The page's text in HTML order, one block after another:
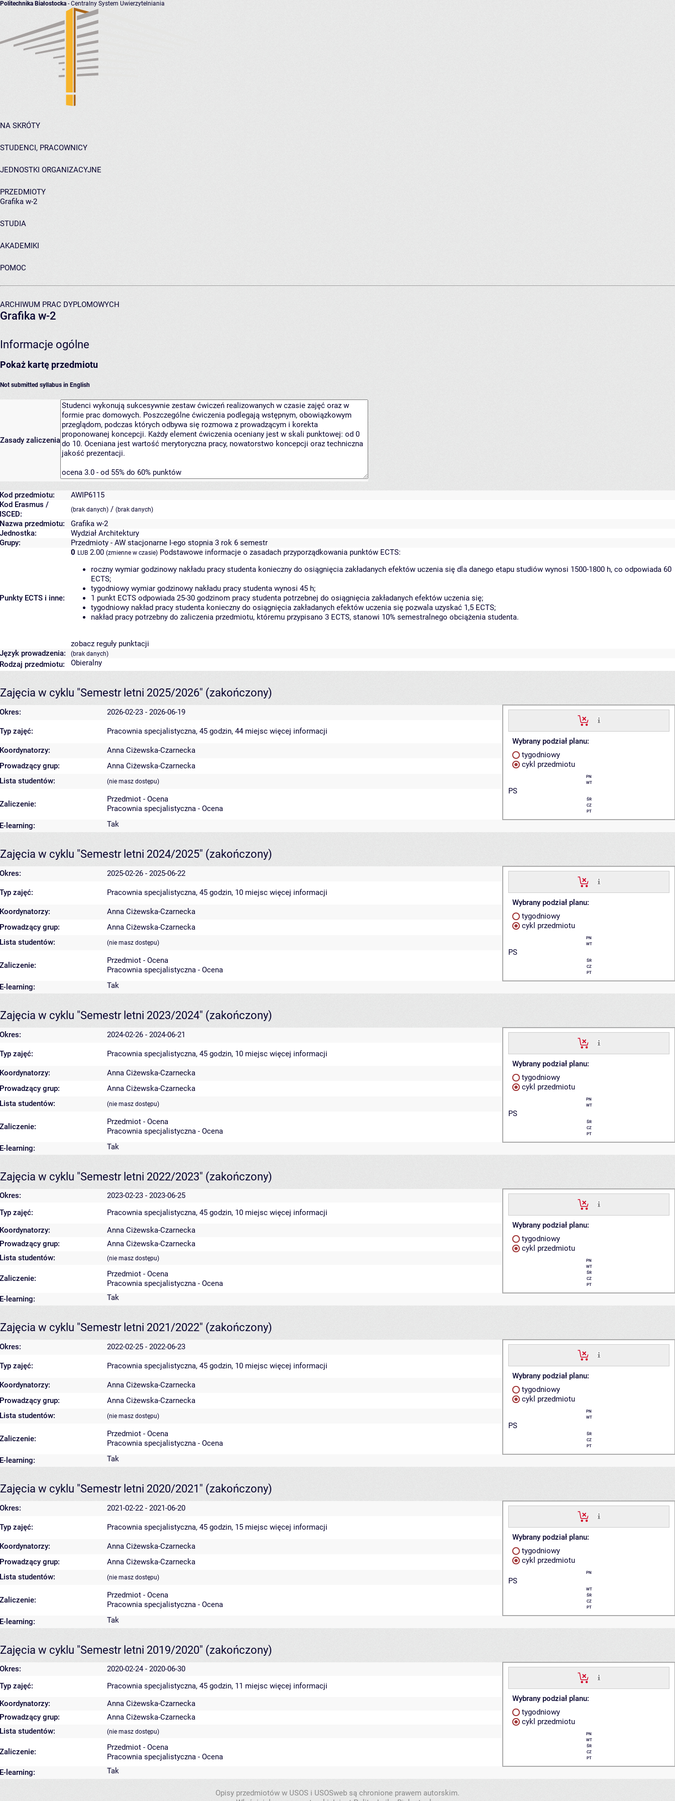
Politechnika Białostocka - Centralny System Uwierzytelniania
NA SKRÓTY
STUDENCI, PRACOWNICY
JEDNOSTKI ORGANIZACYJNE
PRZEDMIOTY
Grafika w-2
STUDIA
AKADEMIKI
POMOC
ARCHIWUM PRAC DYPLOMOWYCH
Grafika w-2
Informacje ogólne
Pokaż kartę przedmiotu
Not submitted syllabus in English
Zasady zaliczenia
Kod przedmiotu:
AWIP6115
Kod Erasmus /
ISCED:
(brak danych) / (brak danych)
Nazwa przedmiotu:
Grafika w-2
Jednostka:
Wydział Architektury
Grupy:
Przedmioty - AW stacjonarne I-ego stopnia 3 rok 6 semestr
Punkty ECTS i inne:
0 LUB 2.00 (zmienne w czasie) Podstawowe informacje o zasadach przyporządkowania punktów ECTS:
roczny wymiar godzinowy nakładu pracy studenta konieczny do osiągnięcia zakładanych efektów uczenia się dla danego etapu studiów wynosi 1500-1800 h, co odpowiada 60
ECTS;
tygodniowy wymiar godzinowy nakładu pracy studenta wynosi 45 h;
1 punkt ECTS odpowiada 25-30 godzinom pracy studenta potrzebnej do osiągnięcia zakładanych efektów uczenia się;
tygodniowy nakład pracy studenta konieczny do osiągnięcia zakładanych efektów uczenia się pozwala uzyskać 1,5 ECTS;
nakład pracy potrzebny do zaliczenia przedmiotu, któremu przypisano 3 ECTS, stanowi 10% semestralnego obciążenia studenta.
zobacz reguły punktacji
Język prowadzenia:
(brak danych)
Rodzaj przedmiotu: Obieralny
Zajęcia w cyklu "Semestr letni 2025/2026" (zakończony)
Okres: 2026-02-23 - 2026-06-19
Wybrany podział planu:
tygodniowy
cykl przedmiotu
PN
WT
PS
ŚR
CZ
PT
Typ zajęć: Pracownia specjalistyczna, 45 godzin, 44 miejsc więcej informacji
Koordynatorzy:
Anna Ciżewska-Czarnecka
Prowadzący grup:
Anna Ciżewska-Czarnecka
Lista studentów:
(nie masz dostępu)
Zaliczenie:
Przedmiot - Ocena
Pracownia specjalistyczna - Ocena
E-learning:
Tak
Zajęcia w cyklu "Semestr letni 2024/2025" (zakończony)
Okres: 2025-02-26 - 2025-06-22
Wybrany podział planu:
tygodniowy
cykl przedmiotu
PN
WT
PS
ŚR
CZ
PT
Typ zajęć: Pracownia specjalistyczna, 45 godzin, 10 miejsc więcej informacji
Koordynatorzy:
Anna Ciżewska-Czarnecka
Prowadzący grup:
Anna Ciżewska-Czarnecka
Lista studentów:
(nie masz dostępu)
Zaliczenie:
Przedmiot - Ocena
Pracownia specjalistyczna - Ocena
E-learning:
Tak
Zajęcia w cyklu "Semestr letni 2023/2024" (zakończony)
Okres: 2024-02-26 - 2024-06-21
Wybrany podział planu:
tygodniowy
cykl przedmiotu
PN
WT
PS
ŚR
CZ
PT
Typ zajęć: Pracownia specjalistyczna, 45 godzin, 10 miejsc więcej informacji
Koordynatorzy:
Anna Ciżewska-Czarnecka
Prowadzący grup:
Anna Ciżewska-Czarnecka
Lista studentów:
(nie masz dostępu)
Zaliczenie:
Przedmiot - Ocena
Pracownia specjalistyczna - Ocena
E-learning:
Tak
Zajęcia w cyklu "Semestr letni 2022/2023" (zakończony)
Okres: 2023-02-23 - 2023-06-25
Wybrany podział planu:
tygodniowy
cykl przedmiotu
PN
WT
ŚR
CZ
PT
Typ zajęć: Pracownia specjalistyczna, 45 godzin, 10 miejsc więcej informacji
Koordynatorzy:
Anna Ciżewska-Czarnecka
Prowadzący grup:
Anna Ciżewska-Czarnecka
Lista studentów:
(nie masz dostępu)
Zaliczenie:
Przedmiot - Ocena
Pracownia specjalistyczna - Ocena
E-learning:
Tak
Zajęcia w cyklu "Semestr letni 2021/2022" (zakończony)
Okres: 2022-02-25 - 2022-06-23
Wybrany podział planu:
tygodniowy
cykl przedmiotu
PN
WT
PS
ŚR
CZ
PT
Typ zajęć: Pracownia specjalistyczna, 45 godzin, 10 miejsc więcej informacji
Koordynatorzy:
Anna Ciżewska-Czarnecka
Prowadzący grup:
Anna Ciżewska-Czarnecka
Lista studentów:
(nie masz dostępu)
Zaliczenie:
Przedmiot - Ocena
Pracownia specjalistyczna - Ocena
E-learning:
Tak
Zajęcia w cyklu "Semestr letni 2020/2021" (zakończony)
Okres: 2021-02-22 - 2021-06-20
Wybrany podział planu:
tygodniowy
cykl przedmiotu
PN
PS
WT
ŚR
CZ
PT
Typ zajęć: Pracownia specjalistyczna, 45 godzin, 15 miejsc więcej informacji
Koordynatorzy:
Anna Ciżewska-Czarnecka
Prowadzący grup:
Anna Ciżewska-Czarnecka
Lista studentów:
(nie masz dostępu)
Zaliczenie:
Przedmiot - Ocena
Pracownia specjalistyczna - Ocena
E-learning:
Tak
Zajęcia w cyklu "Semestr letni 2019/2020" (zakończony)
Okres: 2020-02-24 - 2020-06-30
Wybrany podział planu:
tygodniowy
cykl przedmiotu
PN
WT
ŚR
CZ
PT
Typ zajęć: Pracownia specjalistyczna, 45 godzin, 11 miejsc więcej informacji
Koordynatorzy:
Anna Ciżewska-Czarnecka
Prowadzący grup:
Anna Ciżewska-Czarnecka
Lista studentów:
(nie masz dostępu)
Zaliczenie:
Przedmiot - Ocena
Pracownia specjalistyczna - Ocena
E-learning:
Tak
Opisy przedmiotów w USOS i USOSweb są chronione prawem autorskim.